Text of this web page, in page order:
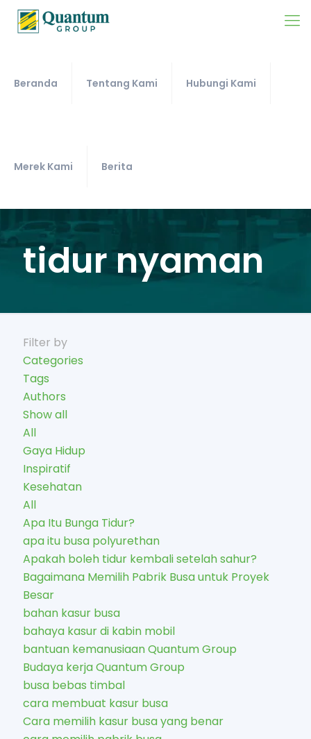
Beranda Tentang Kami Hubungi Kami
Merek Kami Berita
tidur nyaman
Filter by
Categories
Tags
Authors
Show all
All
Gaya Hidup
Inspiratif
Kesehatan
All
Apa Itu Bunga Tidur?
apa itu busa polyurethan
Apakah boleh tidur kembali setelah sahur?
Bagaimana Memilih Pabrik Busa untuk Proyek
Besar
bahan kasur busa
bahaya kasur di kabin mobil
bantuan kemanusiaan Quantum Group
Budaya kerja Quantum Group
busa bebas timbal
cara membuat kasur busa
Cara memilih kasur busa yang benar